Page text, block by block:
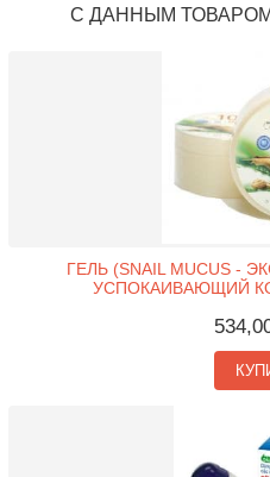
С ДАННЫМ
ГЕЛЬ (SNAIL MUCUS -
УСПОКАИВАЮЩИЙ